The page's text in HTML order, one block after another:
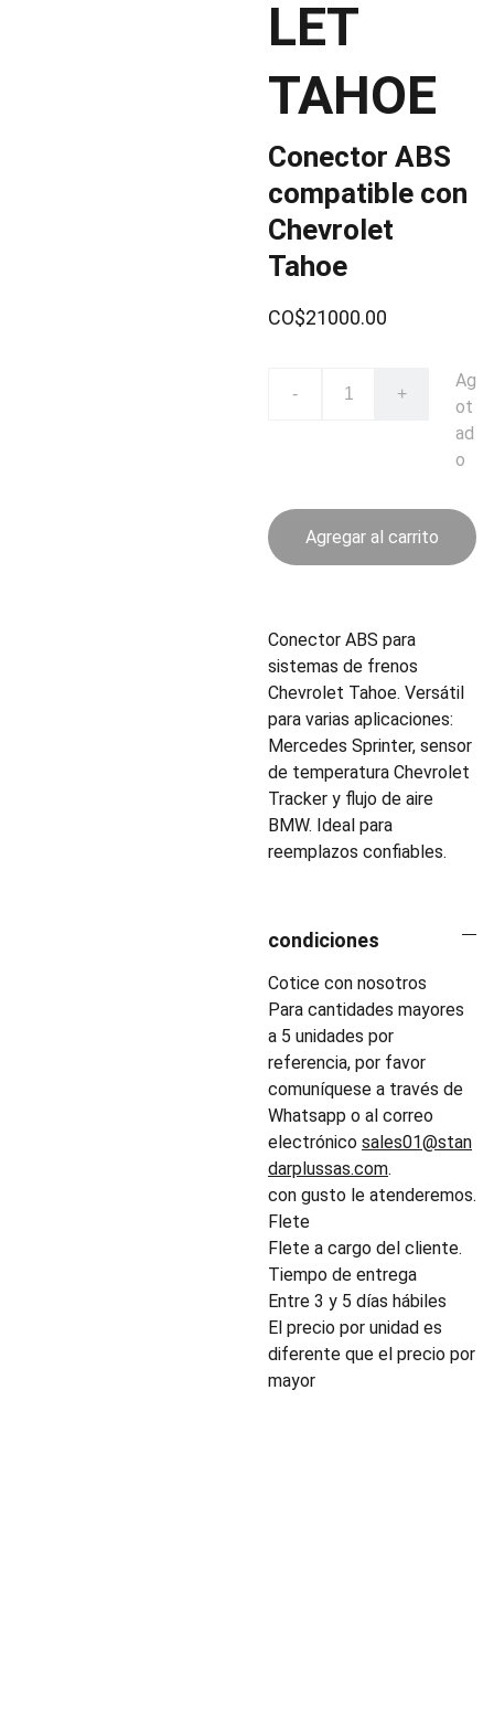
LET
TAHOE
Conector ABS
compatible con
Chevrolet
Tahoe
CO$21000.00
- +
Ag
ot
ad
o
Agregar al carrito
Conector ABS para
sistemas de frenos
Chevrolet Tahoe. Versátil
para varias aplicaciones:
Mercedes Sprinter, sensor
de temperatura Chevrolet
Tracker y flujo de aire
BMW. Ideal para
reemplazos confiables.
condiciones
Cotice con nosotros
Para cantidades mayores
a 5 unidades por
referencia, por favor
comuníquese a través de
Whatsapp o al correo
electrónico sales01@stan
darplussas.com.
con gusto le atenderemos.
Flete
Flete a cargo del cliente.
Tiempo de entrega
Entre 3 y 5 días hábiles
El precio por unidad es
diferente que el precio por
mayor